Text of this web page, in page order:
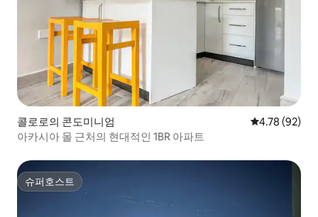
콜로로의 콘도미니엄 평점 4.78점(5
4.78 (92)
아카시아 몰 근처의 현대적인 1BR 아파트
슈퍼호스트
슈퍼호스트